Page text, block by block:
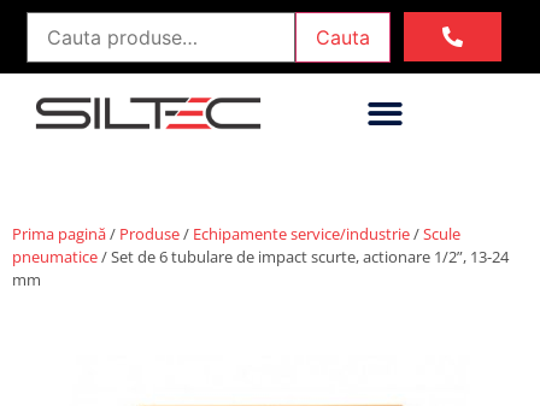
Cauta
Prima pagină/ Produse/ Echipamente service/industrie/Scule
pneumatice/ Set de 6 tubulare de impact scurte, actionare 1/2”, 13-24
mm